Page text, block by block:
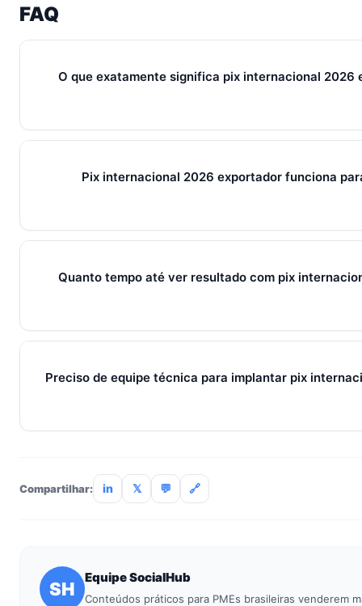
FAQ
O que exatamente significa pix internacional 2026
Em 2026, pix internacional 2026 exportador representa o
venda em um fluxo único. Em PMEs brasileiras, gira sempre
Pix internacional 2026 exportador funciona
Sim — e quanto antes melhor. Implantar pix internacional
com 7 dias grátis sem cartão.
Quanto tempo até ver resultado com pix
Métricas de processo (tempo de resposta, follow-up)
Preciso de equipe técnica para implantar pix
Compartilhar: in 𝕏 💬 🔗
SH
Equipe SocialHub
Conteúdos práticos para PMEs brasileiras venderem